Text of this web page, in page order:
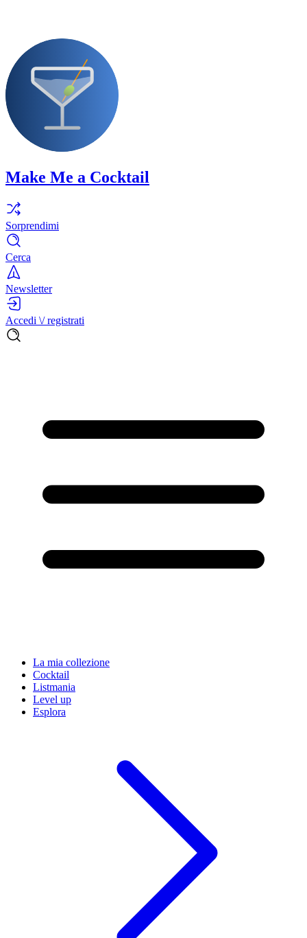
Make Me a Cocktail
Sorprendimi
Cerca
Newsletter
Accedi \/ registrati
La mia collezione
Cocktail
Listmania
Level up
Esplora